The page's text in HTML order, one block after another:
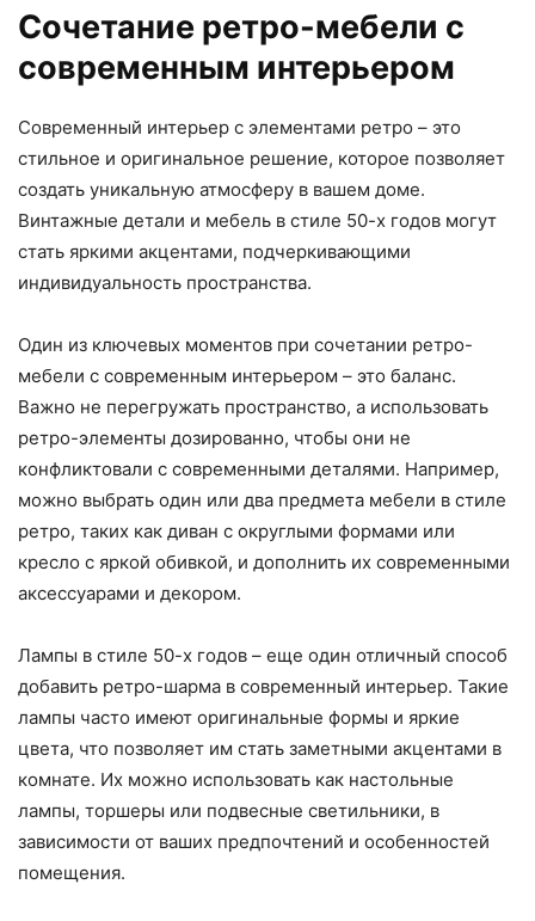
Сочетание ретро-мебели с
современным интерьером
Современный интерьер с элементами ретро – это
стильное и оригинальное решение, которое позволяет
создать уникальную атмосферу в вашем доме.
Винтажные детали и мебель в стиле 50-х годов могут
стать яркими акцентами, подчеркивающими
индивидуальность пространства.
Один из ключевых моментов при сочетании ретро-
мебели с современным интерьером – это баланс.
Важно не перегружать пространство, а использовать
ретро-элементы дозированно, чтобы они не
конфликтовали с современными деталями. Например,
можно выбрать один или два предмета мебели в стиле
ретро, таких как диван с округлыми формами или
кресло с яркой обивкой, и дополнить их современными
аксессуарами и декором.
Лампы в стиле 50-х годов – еще один отличный способ
добавить ретро-шарма в современный интерьер. Такие
лампы часто имеют оригинальные формы и яркие
цвета, что позволяет им стать заметными акцентами в
комнате. Их можно использовать как настольные
лампы, торшеры или подвесные светильники, в
зависимости от ваших предпочтений и особенностей
помещения.